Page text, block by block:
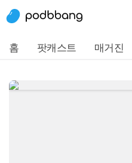
홈 팟캐스트 매거진